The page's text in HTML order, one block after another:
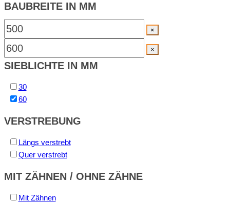
BAUBREITE IN MM
×
×
SIEBLICHTE IN MM
30
60
VERSTREBUNG
Längs verstrebt
Quer verstrebt
MIT ZÄHNEN / OHNE ZÄHNE
Mit Zähnen